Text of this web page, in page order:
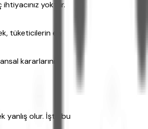
yoktur.
tüketicilerin en
kararlarını
yanlış olur. İşte bu